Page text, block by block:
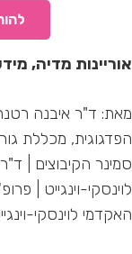
אוריינות מדיה,
מאת: ד"ר איבנה
הפדגוגית, מכללת
סמינר הקיבוצים |
לוינסקי-וינגייט |
האקדמי לוינסקי-